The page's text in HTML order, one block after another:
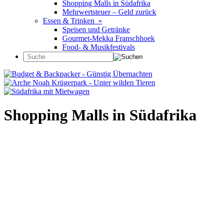
Shopping Malls in Südafrika
Mehrwertsteuer – Geld zurück
Essen & Trinken »
Speisen und Getränke
Gourmet-Mekka Franschhoek
Food- & Musikfestivals
Shopping Malls in Südafrika